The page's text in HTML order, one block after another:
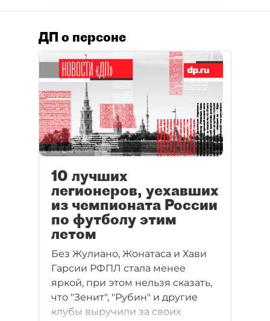
ДП о персоне
10 лучших
легионеров, уехавших
из чемпионата России
по футболу этим
летом
Без Жулиано, Жонатаса и Хави
Гарсии РФПЛ стала менее
яркой, при этом нельзя сказать,
что "Зенит", "Рубин" и другие
клубы выручили за своих